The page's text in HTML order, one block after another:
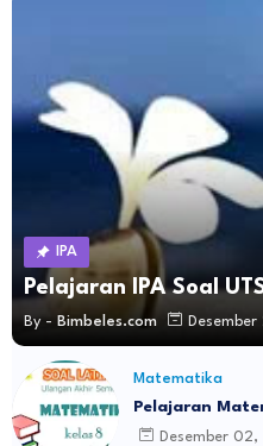
IPA
Pelajaran IPA Soal
By - Bimbeles.com
Matematika
Pelajaran
Desember 02,